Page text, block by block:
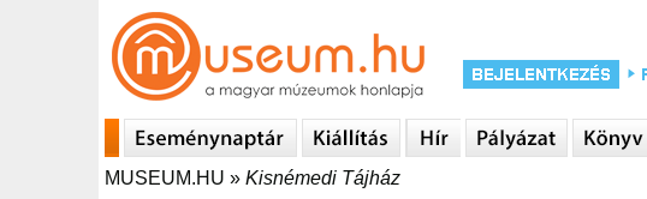
MUSEUM.HU » Kisnémedi Tájház